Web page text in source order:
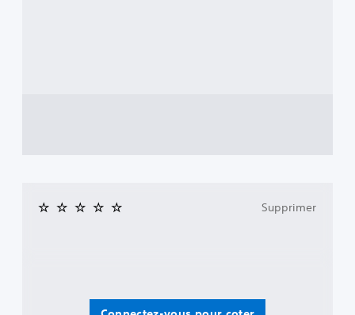
Supprimer